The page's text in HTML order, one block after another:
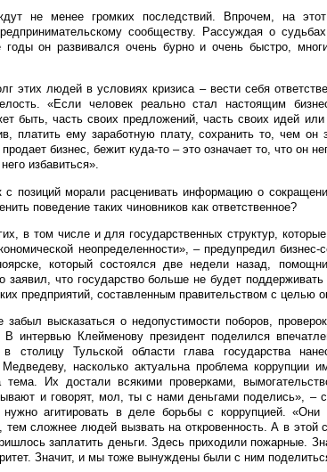
не менее громких последствий. Впрочем, на этот
сообществу. Рассуждая о
он развивался очень бурно и очень быстро,
этих людей в условиях кризиса – вести себя
«Если человек реально стал настоящим
быть, часть своих предложений, часть своих идей
платить ему заработную плату, сохранить то, чем
бизнес, бежит куда-то – это означает то, что он
избавиться».
с позиций морали расценивать информацию о
поведение таких чиновников как ответственное?
в том числе и для государственных структур,
неопределенности», – предупредил
который состоялся две недели назад,
заявил, что государство больше не будет
предприятий, составленным правительством с целью
высказаться о недопустимости поборов,
В интервью Клейменову президент поделился
столицу Тульской области глава государства
насколько актуальна проблема коррупции
Их достали всякими проверками,
и говорят, мол, ты с нами деньгами поделись», –
агитировать в деле борьбы с коррупцией. «Они
сложнее людей вызвать на откровенность. А в этой
заплатить деньги. Здесь приходили пожарные.
Значит, и мы тоже вынуждены были с ним